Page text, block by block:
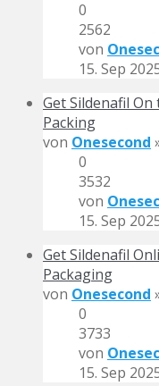
0
2562
von
15. Sep
Get Sildenafil
Packing
von Onesecond
0
3532
von
15. Sep
Get Sildenafil
Packaging
von Onesecond
0
3733
von
15. Sep